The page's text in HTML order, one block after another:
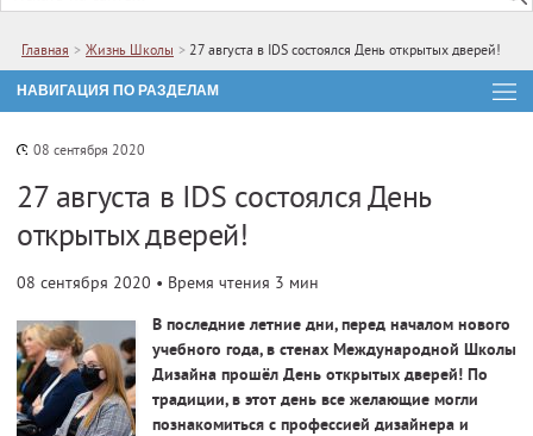
Главная > Жизнь Школы > 27 августа в IDS состоялся День открытых дверей!
08 сентября 2020
27 августа в IDS состоялся День
открытых дверей!
08 сентября 2020 • Время чтения 3 мин
В последние летние дни, перед началом нового
учебного года, в стенах Международной Школы
Дизайна прошёл День открытых дверей! По
традиции, в этот день все желающие могли
познакомиться с профессией дизайнера и
НАВИГАЦИЯ ПО РАЗДЕЛАМ